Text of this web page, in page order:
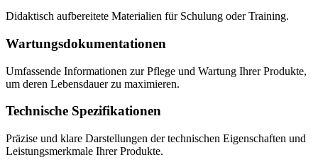
Didaktisch aufbereitete Materialien für Schulung oder Training.
Wartungs­dokumentationen
Umfassende Informationen zur Pflege und Wartung Ihrer Produkte,
um deren Lebensdauer zu maximieren.
Technische Spezifikationen
Präzise und klare Darstellungen der technischen Eigenschaften und
Leistungsmerkmale Ihrer Produkte.